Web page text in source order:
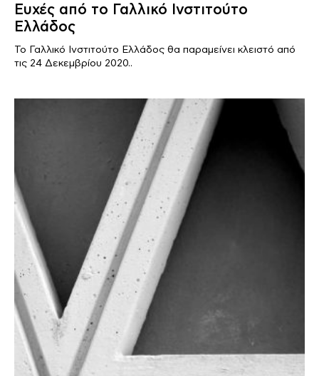
Ευχές από το Γαλλικό Ινστιτούτο
Ελλάδος
Το Γαλλικό Ινστιτούτο Ελλάδος θα παραμείνει κλειστό από
τις 24 Δεκεμβρίου 2020..